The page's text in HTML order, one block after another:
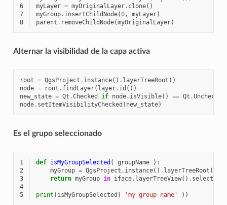
6
myLayer = myOriginalLayer. clone()
7
myGroup. insertChildNode(0, myLayer)
8
parent . removeChildNode(myOriginalLayer)
Alternar la visibilidad de la capa activa
root = QgsProject . instance() . layerTreeRoot ()
node = root . findLayer( layer. id ())
new_state = Qt .Checked if node. isVisible() == Qt .Unchecked
node. setItemVisibilityChecked ( new_state)
Es el grupo seleccionado
1 def isMyGroupSelected ( groupName
):
2
myGroup = QgsProject . instance() . layerTreeRoot ()
3
return myGroup in iface. layerTreeView() .
4
5
print ( isMyGroupSelected ( 'my group name' ))